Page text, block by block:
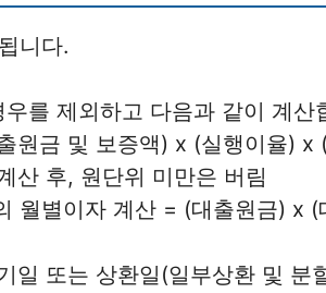
니다.
를 제외하고 다음과 같이 계산
금 및 보증액) x (실행이율) x
산 후, 원단위 미만은 버림
별이자 계산 = (대출원금) x (
일 또는 상환일(일부상환 및 분